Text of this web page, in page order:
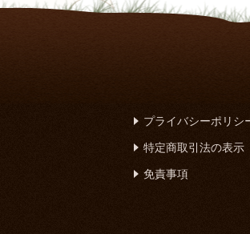
プライバシーポリシ
特定商取引法の表示
免責事項